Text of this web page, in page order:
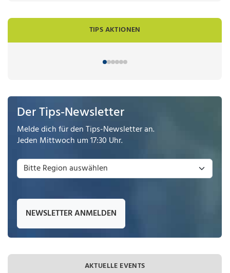
TIPS AKTIONEN
Der Tips-Newsletter
Melde dich für den Tips-Newsletter an.
Jeden Mittwoch um 17:30 Uhr.
NEWSLETTER ANMELDEN
AKTUELLE EVENTS